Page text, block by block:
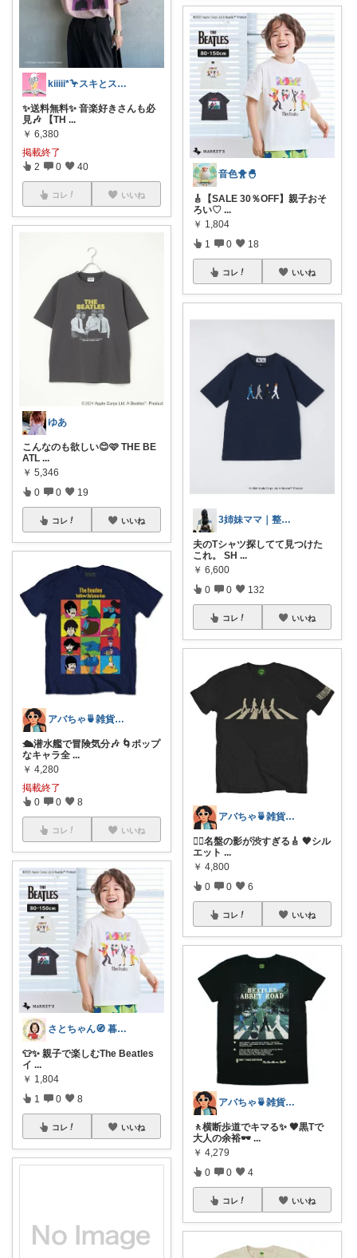
kiiiii*🦩スキとステキなモノ
✨送料無料✨ 音楽好きさんも必
見🎶 【TH ...
￥ 6,380
掲載終了
2 0 40
コレ いいね
ゆあ
こんなのも欲しい😊🩷 THE BE
ATL ...
￥ 5,346
0 0 19
コレ いいね
アバちゃ🍵雑貨！洋楽！映画！
🛳️潜水艦で冒険気分🎶 🌀ポップ
なキャラ全 ...
￥ 4,280
掲載終了
0 0 8
コレ いいね
さとちゃん🧭 暮らしのいいもの発掘隊長
👕✨ 親子で楽しむThe Beatles
イ ...
￥ 1,804
1 0 8
コレ いいね
音色🐥🐣
🎸【SALE 30％OFF】親子おそ
ろい♡ ...
￥ 1,804
1 0 18
コレ いいね
3姉妹ママ｜整える暮らし
夫のTシャツ探してて見つけた
これ。 SH ...
￥ 6,600
0 0 132
コレ いいね
アバちゃ🍵雑貨！洋楽！映画！
🚶‍♂️名盤の影が渋すぎる🎸 🖤シル
エット ...
￥ 4,800
0 0 6
コレ いいね
アバちゃ🍵雑貨！洋楽！映画！
🚶横断歩道でキマる✨ 🖤黒Tで
大人の余裕🕶 ...
￥ 4,279
0 0 4
コレ いいね